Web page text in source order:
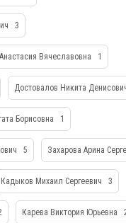
3
Вячеславовна 1
Достовалов Никита
Борисовна 1
5 Захарова Арина
Кадыков Михаил Сергеевич 3
Карева Виктория Юрьевна